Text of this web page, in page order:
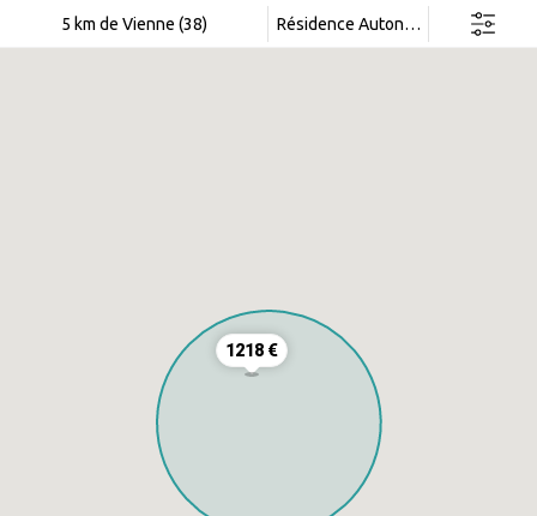
5 km de Vienne (38) Résidence Autonomie
Rechercher dans cette zone
1218 €